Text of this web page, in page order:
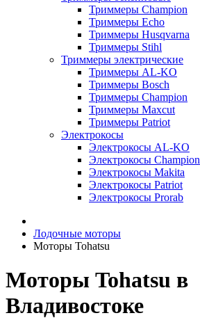
Триммеры Champion
Триммеры Echo
Триммеры Husqvarna
Триммеры Stihl
Триммеры электрические
Триммеры AL-KO
Триммеры Bosch
Триммеры Champion
Триммеры Maxcut
Триммеры Patriot
Электрокосы
Электрокосы AL-KO
Электрокосы Champion
Электрокосы Makita
Электрокосы Patriot
Электрокосы Prorab
Лодочные моторы
Моторы Tohatsu
Моторы Tohatsu в
Владивостоке